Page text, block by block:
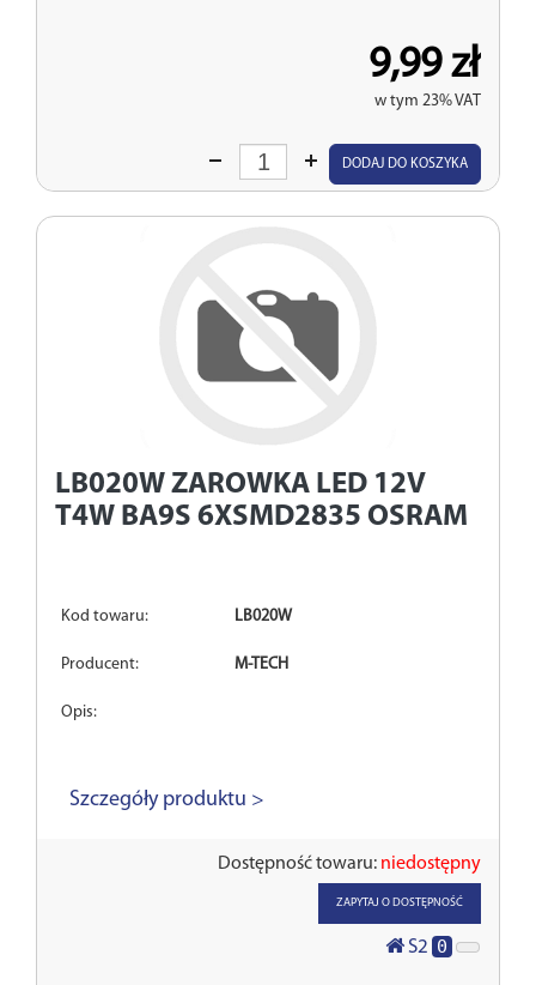
9,99 zł
w tym 23% VAT
Wprowadź
DODAJ DO KOSZYKA
LB020W ZAROWKA LED 12V
T4W BA9S 6XSMD2835 OSRAM
Kod towaru: LB020W
Producent: M-TECH
Opis:
Szczegóły produktu >
Dostępność towaru: niedostępny
ZAPYTAJ O DOSTĘPNOŚĆ
S2 0